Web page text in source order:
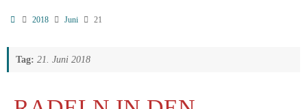
2018 Juni 21
Tag: 21. Juni 2018